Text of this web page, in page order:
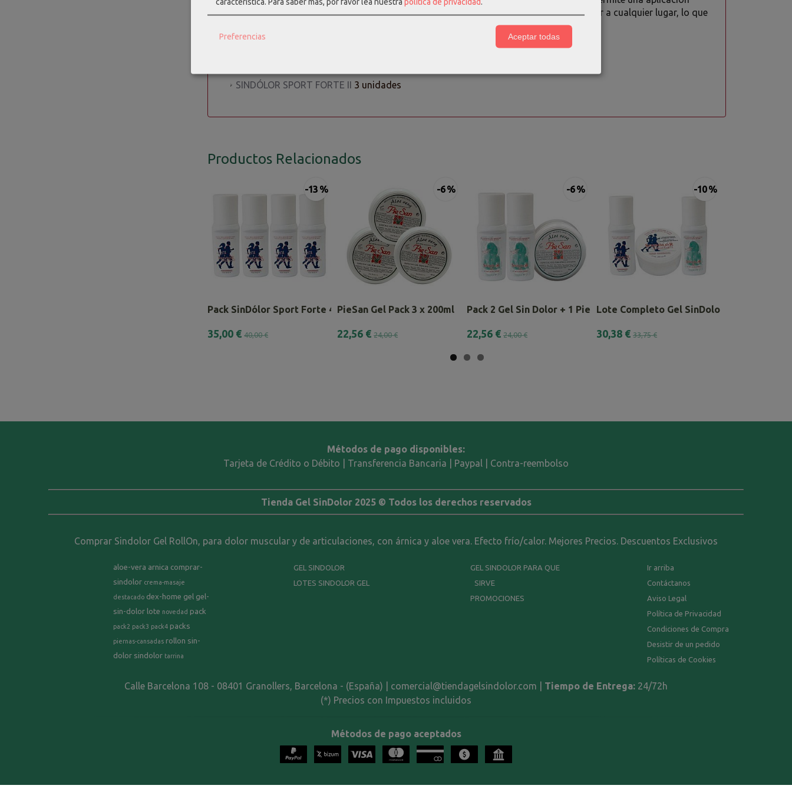
precisa y sin ensuciar las manos. Además, su tamaño compacto los hace fáciles de llevar a cualquier lugar, lo que
Haz clic en el enlace del producto para ver las características y composición:
SINDÓLOR SPORT FORTE II 3 unidades
Productos Relacionados
-13 %
Pack SinDólor Sport Forte 4 x 60ml.
35,00 € 40,00 €
-6 %
PieSan Gel Pack 3 x 200ml
22,56 € 24,00 €
-6 %
Pack 2 Gel Sin Dolor + 1 Pie San...
22,56 € 24,00 €
-10 %
Lote Completo Gel SinDolor
30,38 € 33,75 €
Métodos de pago disponibles:
Tarjeta de Crédito o Débito | Transferencia Bancaria | Paypal | Contra-reembolso
Tienda Gel SinDolor 2025 © Todos los derechos reservados
Comprar Sindolor Gel RollOn, para dolor muscular y de articulaciones, con árnica y aloe vera. Efecto frío/calor. Mejores Precios. Descuentos Exclusivos
aloe-vera arnica comprar-
sindolor crema-masaje
destacado dex-home gel gel-
sin-dolor lote novedad pack
pack2 pack3 pack4 packs
piernas-cansadas rollon sin-
dolor sindolor tarrina
GEL SINDOLOR
LOTES SINDOLOR GEL
GEL SINDOLOR PARA QUE
SIRVE
PROMOCIONES
Ir arriba
Contáctanos
Aviso Legal
Política de Privacidad
Condiciones de Compra
Desistir de un pedido
Políticas de Cookies
Calle Barcelona 108 - 08401 Granollers, Barcelona - (España) | comercial@tiendagelsindolor.com | Tiempo de Entrega: 24/72h
(*) Precios con Impuestos incluidos
Métodos de pago aceptados
Preferencias Aceptar todas